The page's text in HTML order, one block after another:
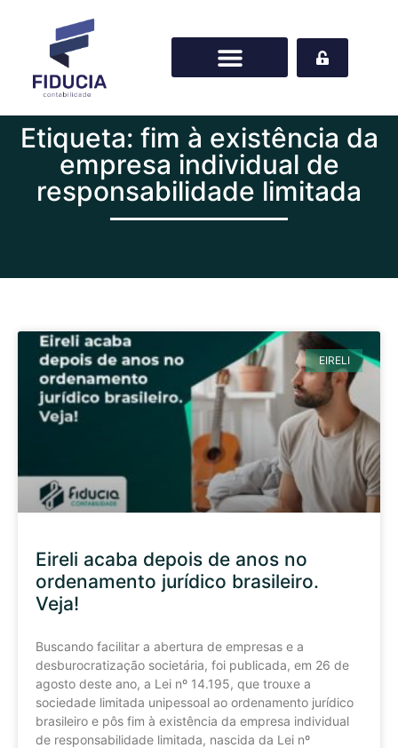
Etiqueta: fim à existência da
empresa individual de
responsabilidade limitada
EIRELI
Eireli acaba depois de anos no
ordenamento jurídico brasileiro.
Veja!
Buscando facilitar a abertura de empresas e a
desburocratização societária, foi publicada, em 26 de
agosto deste ano, a Lei nº 14.195, que trouxe a
sociedade limitada unipessoal ao ordenamento jurídico
brasileiro e pôs fim à existência da empresa individual
de responsabilidade limitada, nascida da Lei nº